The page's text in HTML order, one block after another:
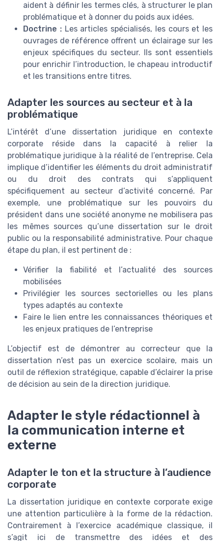
aident à définir les termes clés, à structurer le plan
problématique et à donner du poids aux idées.
Doctrine :Les articles spécialisés, les cours et les
ouvrages de référence offrent un éclairage sur les
enjeux spécifiques du secteur. Ils sont essentiels
pour enrichir l’introduction, le chapeau introductif
et les transitions entre titres.
Adapter les sources au secteur et à la
problématique
L’intérêt d’une dissertation juridique en contexte
corporate réside dans la capacité à relier la
problématique juridique à la réalité de l’entreprise. Cela
implique d’identifier les éléments du droit administratif
ou du droit des contrats qui s’appliquent
spécifiquement au secteur d’activité concerné. Par
exemple, une problématique sur les pouvoirs du
président dans une société anonyme ne mobilisera pas
les mêmes sources qu’une dissertation sur le droit
public ou la responsabilité administrative. Pour chaque
étape du plan, il est pertinent de :
Vérifier la fiabilité et l’actualité des sources
mobilisées
Privilégier les sources sectorielles ou les plans
types adaptés au contexte
Faire le lien entre les connaissances théoriques et
les enjeux pratiques de l’entreprise
L’objectif est de démontrer au correcteur que la
dissertation n’est pas un exercice scolaire, mais un
outil de réflexion stratégique, capable d’éclairer la prise
de décision au sein de la direction juridique.
Adapter le style rédactionnel à
la communication interne et
externe
Adapter le ton et la structure à l’audience
corporate
La dissertation juridique en contexte corporate exige
une attention particulière à la forme de la rédaction.
Contrairement à l’exercice académique classique, il
s’agit ici de transmettre des idées et des